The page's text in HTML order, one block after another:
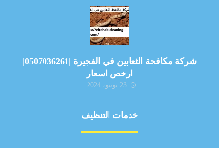
شركة مكافحة الثعابين في الفجيرة |0507036261|
ارخص اسعار
23 يونيو، 2024
خدمات التنظيف